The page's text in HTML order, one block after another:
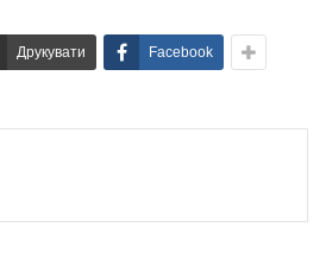
Друкувати Facebook